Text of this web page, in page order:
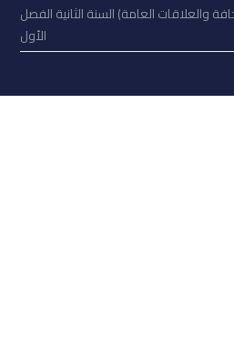
والعلاقات العامة) السنة الثانية الفصل
الأول